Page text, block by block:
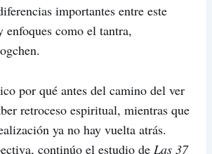
importantes entre este
enfoques como el tantra,
por qué antes del camino del ver
retroceso espiritual, mientras que
ya no hay vuelta atrás.
continúo el estudio de Las 37